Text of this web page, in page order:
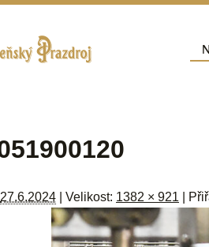
27.6.2024 | Velikost: 1382 × 921 |